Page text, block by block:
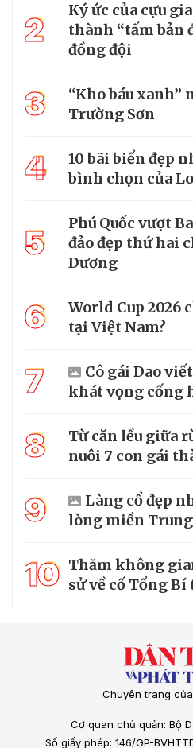
2
Ký ức của cựu
thành “tấm bản
đồng đội
3
“Kho báu xanh”
Trường Sơn
4
10 bãi biển đẹp
bình chọn của
5
Phú Quốc vượt
đảo đẹp thứ hai
Dương
6
World Cup 2026
tại Việt Nam?
7
Cô gái Dao
khát vọng cống
8
Từ căn lều giữa
nuôi 7 con gái
9
Làng cổ đẹp
lòng miền Trung
10 Thăm không
sử về cố Tổng
Chuyên trang
Cơ quan chủ quản: Bộ
Số giấy phép: 146/GP-